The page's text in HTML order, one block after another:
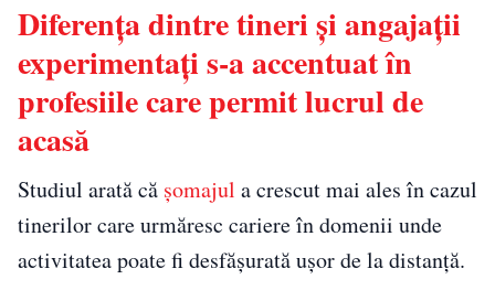
Diferența dintre tineri și angajații
experimentați s-a accentuat în
profesiile care permit lucrul de
acasă
Studiul arată că șomajul a crescut mai ales în cazul
tinerilor care urmăresc cariere în domenii unde
activitatea poate fi desfășurată ușor de la distanță.